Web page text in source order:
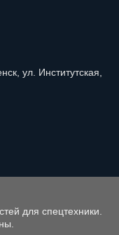
ул. Институтская,
для спецтехники.